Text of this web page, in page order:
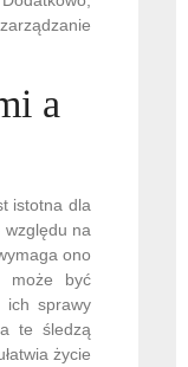
a
istotna dla
na
ono
może być
ich sprawy
te śledzą
życie